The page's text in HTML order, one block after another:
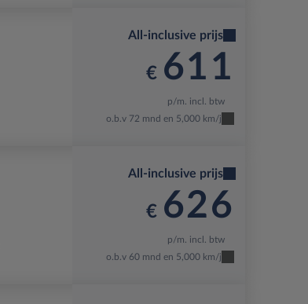
All-inclusive prijs
€ 611
p/m. incl. btw
o.b.v 72 mnd en 5,000 km/j
All-inclusive prijs
€ 626
p/m. incl. btw
o.b.v 60 mnd en 5,000 km/j